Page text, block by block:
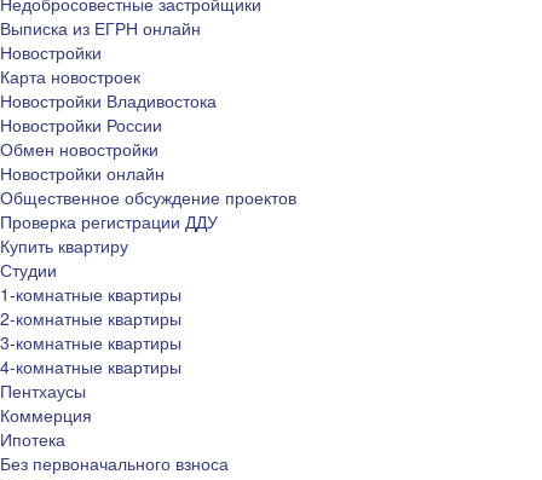
Выписка из ЕГРН онлайн
Новостройки
Карта новостроек
Новостройки Владивостока
Новостройки России
Обмен новостройки
Новостройки онлайн
Общественное обсуждение проектов
Проверка регистрации ДДУ
Купить квартиру
Студии
1-комнатные квартиры
2-комнатные квартиры
3-комнатные квартиры
4-комнатные квартиры
Пентхаусы
Коммерция
Ипотека
Без первоначального взноса